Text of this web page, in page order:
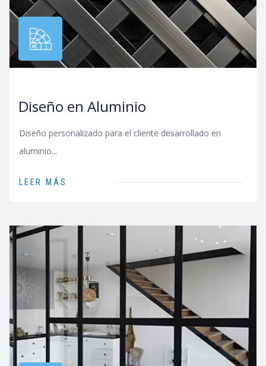
Diseño en Aluminio
Diseño personalizado para el cliente desarrollado en
aluminio...
LEER MÁS